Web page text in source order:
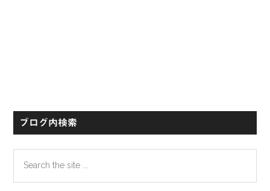
ブログ内検索
the